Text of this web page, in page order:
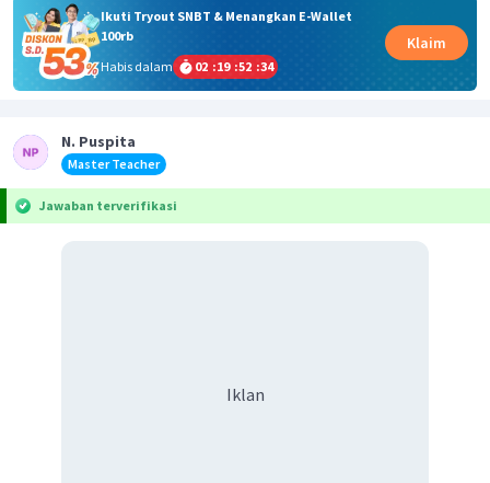
Ikuti Tryout SNBT & Menangkan E-Wallet
100rb
Habis dalam
02 :19 :52 :34
Klaim
N. Puspita
Master Teacher
Jawaban terverifikasi
Iklan